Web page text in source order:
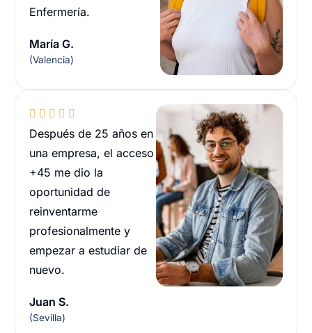
Enfermería.
María G.
(Valencia)
    
Después de 25 años en
una empresa, el acceso
+45 me dio la
oportunidad de
reinventarme
profesionalmente y
empezar a estudiar de
nuevo.
Juan S.
(Sevilla)